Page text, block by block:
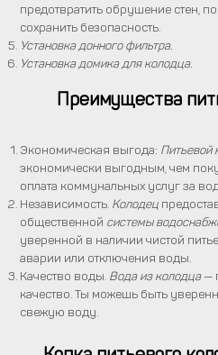
предотвратить обрушение стен,
сохранить безопасность.
Установка донного фильтра.
Установка домика для колодца.
Преимущества
Экономическая выгода: Питьевой
экономически выгодным, чем
оплата коммунальных услуг за
Независимость. Колодец
общественной системы
уверенной в наличии чистой
аварии или отключения воды.
Качество воды. Вода из колодца—
качество. Ты можешь быть
свежую воду.